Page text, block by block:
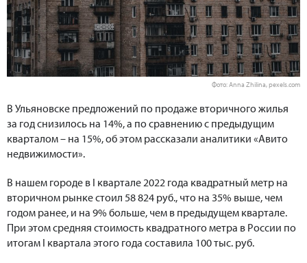
Фото: Anna Zhilina, pexels.com
В Ульяновске предложений по продаже вторичного жилья
за год снизилось на 14%, а по сравнению с предыдущим
кварталом – на 15%, об этом рассказали аналитики «Авито
недвижимости».
В нашем городе в I квартале 2022 года квадратный метр на
вторичном рынке стоил 58 824 руб., что на 35% выше, чем
годом ранее, и на 9% больше, чем в предыдущем квартале.
При этом средняя стоимость квадратного метра в России по
итогам I квартала этого года составила 100 тыс. руб.